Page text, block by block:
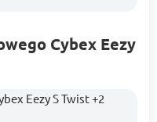
Cybex Eezy